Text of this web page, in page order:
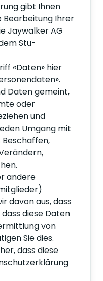
gibt Ihnen
Bearbeitung Ihrer
Jaywalker AG
Stu-
«Daten» hier
Daten gemeint,
oder
und
Umgang mit
Beschaffen,
andere
davon aus, dass
diese Daten
von
Sie dies.
dass diese